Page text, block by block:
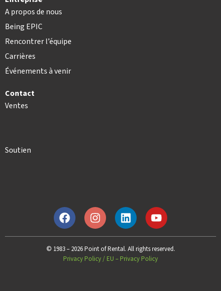
A propos de nous
Being EPIC
Rencontrer l’équipe
Carrières
Événements à venir
Contact
Ventes
Soutien
© 1983 – 2026 Point of Rental. All rights reserved.
Privacy Policy/ EU – Privacy Policy